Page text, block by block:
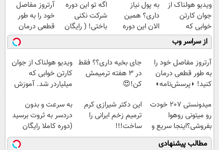
ویدیو هولناک از
جوان کارتن
خوابی که
میلیاردر شد.
آموزش رایگان
به پول نیاز
داری؟ همین
الان این دوره
رایگان رو شرکت
کن تا دیر نشده!
اگه تو این دوره
شرکت نکنی
باختی! ( رایگان
آموزش ببین
پولدار شی)
آرتروز مفاصل
خود را به طور
قطعی درمان
کنید!
◗پرسش‌نامه◖
از سراسر وب
آرتروز مفاصل خود را
به طور قطعی درمان
کنید! ◗پرسش‌نامه◖
جای بخیه داری؟؟ فقط
در 3 هفته ترمیمش
کن!😍
ویدیو هولناک از جوان
کارتن خوابی که
میلیاردر شد. آموزش
میدونستی 207 خودت
رو میتونی روهوا
بفروشی؟اینجا سریع و
راحت بفروش
این دکتر شیرازی کرم
ترمیم زخم ایرانی را
ساخت!!!
به سرعت و بدون
دردسر به ثروت برسید
(دوره کاملا رایگان
پولسازی)
مطالب پیشنهادی